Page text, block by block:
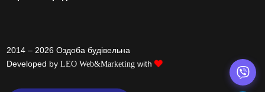
2014 – 2026 Оздоба будівельна
Developed byLEO Web&Marketing with